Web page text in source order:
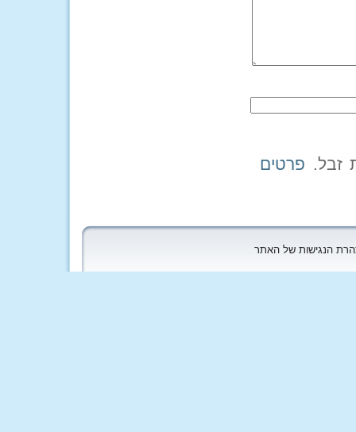
פרטים
הנגישות של האתר